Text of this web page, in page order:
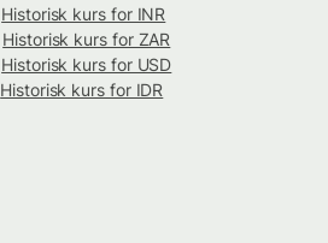
Historisk kurs for INR
Historisk kurs for ZAR
Historisk kurs for USD
Historisk kurs for IDR